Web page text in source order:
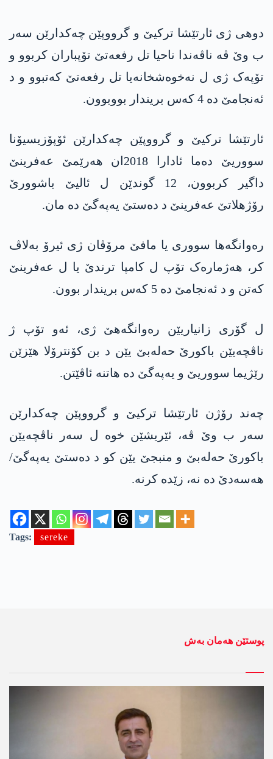
دوهی ژی ئارتێشا ترکیێ و گرووپێن چەکدارێن سەر
ب وێ ڤە ناڤەندا ناحیا تل رفعەتێ تۆپباران کربوو و
تۆپەک ژی ل نەخوەشخانەیا تل رفعەتێ کەتبوو و د
ئەنجامێ دە 4 کەس بریندار بووبوون.
ئارتێشا ترکیێ و گرووپێن چەکدارێن ئۆپۆزیسیۆنا
سووریێ دەما ئادارا 2018ان هەرێمێ عه‌فرینێ
داگیر کربوون، 12 گوندێن ل ئالیێ باشوورێ
رۆژهلاتێ عه‌فرینێ د دەستێ یه‌په‌گێ دە مان.
رەوانگەها سووری یا مافێ مرۆڤان ژی ئیرۆ بەلاڤ
کر، هەژمارەک تۆپ ل کامپا ترندێ یا ل عه‌فرینێ
کەتن و د ئەنجامێ دە 5 کەس بریندار بوون.
ل گۆری زانیاریێن رەوانگەهێ ژی، ئەو تۆپ ژ
ناڤچەیێن باکورێ حەلەبێ یێن د بن کۆنترۆلا هێزێن
رێژیما سووریێ و یه‌په‌گێ دە هاتنە ئاڤێتن.
چەند رۆژن ئارتێشا ترکیێ و گرووپێن چەکدارێن
سەر ب وێ ڤە، ئێریشێن خوە ل سەر ناڤچەیێن
باکورێ حەلەبێ و منبجێ یێن کو د دەستێ یه‌په‌گێ/
هه‌سه‌دێ دە نە، زێدە کرنە.
Tags: sereke
پوستێن ھەمان بەش